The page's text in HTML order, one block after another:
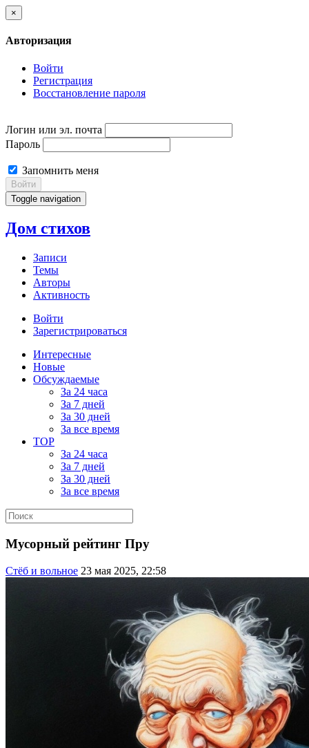
×
Авторизация
Войти
Регистрация
Восстановление пароля
Логин или эл. почта
Пароль
Запомнить меня
Войти
Toggle navigation
Дом стихов
Записи
Темы
Авторы
Активность
Войти
Зарегистрироваться
Интересные
Новые
Обсуждаемые
За 24 часа
За 7 дней
За 30 дней
За все время
TOP
За 24 часа
За 7 дней
За 30 дней
За все время
Мусорный рейтинг Пру
Стёб и вольное 23 мая 2025, 22:58